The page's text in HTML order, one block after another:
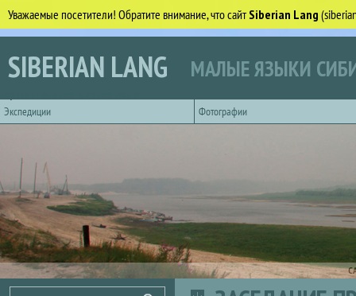
Уважаемые посетители! Обратите внимание, что сайтSiberian Lang
Перейти к основному содержанию
SIBERIAN LANG МАЛЫЕ ЯЗЫКИ
Экспедиции
Фотографии
Поиск